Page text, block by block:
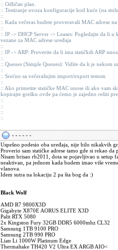
:: Odličan plan.
:: Testiranje uvoza konfiguracije kod kuće (na
::
:: Kada večeras budete proveravali MAC adrese
::
:: IP -> DHCP Server -> Leases: Pogledajte da li
vezane za MAC adrese uređaja
::
:: IP -> ARP: Proverite da li ima statičkih ARP
::
:: Queues (Simple Queues): Vidite da li je nekom
::
:: Srećno sa večerašnjim import/export testom
::
:: Ako primetite statičke MAC unose ili ako vam
kopirajte grešku ovde pa ćemo je zajedno rešiti
::
::
::
::
- - - - - -
Uspešno podesio oba uređaja, nije bilo nikakvih
Proverio sam statičke adrese tamo gde si rekao da
Nisam brisao rb2011, dota se pojavljivao u setup
neaktivan, pa jednom kada budem imao više
vlanova.
Idem sutra na lokaciju 2 pa šta bog da :)
Black Wolf
AMD R7 9800X3D
Gigabyte X870E AORUS ELITE X3D
Palit RTX 5080
2x Kingston Fury 32GB DDR5 6000mhz CL32
Samsung 1TB 9100 PRO
Samsung 2TB 990 PRO
Lian Li 1000W Platinum Edge
Thermaltake TH420 V2 Ultra EX ARGB AIO<